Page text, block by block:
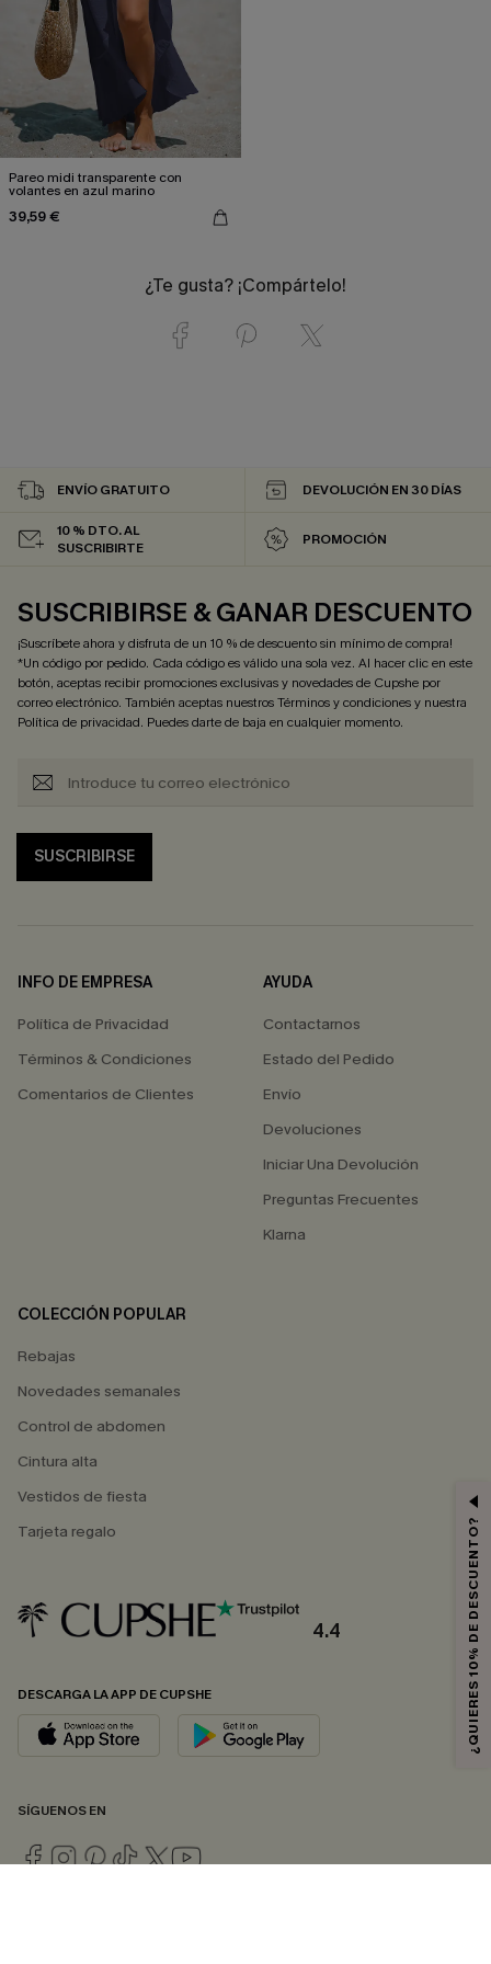
Pareo midi transparente con
volantes en azul marino
39,59 €
¿Te gusta? ¡Compártelo!
ENVÍO GRATUITO DEVOLUCIÓN EN 30 DÍAS
10 % DTO. AL
SUSCRIBIRTE
PROMOCIÓN
SUSCRIBIRSE & GANAR DESCUENTO
¡Suscríbete ahora y disfruta de un 10 % de descuento sin mínimo de compra!
*Un código por pedido. Cada código es válido una sola vez. Al hacer clic en este
botón, aceptas recibir promociones exclusivas y novedades de Cupshe por
correo electrónico. También aceptas nuestrosTérminos y condicionesy nuestra
Política de privacidad. Puedes darte de baja en cualquier momento.
SUSCRIBIRSE
INFO DE EMPRESA
Política de Privacidad
Términos & Condiciones
Comentarios de Clientes
AYUDA
Contactarnos
Estado del Pedido
Envío
Devoluciones
Iniciar Una Devolución
Preguntas Frecuentes
Klarna
COLECCIÓN POPULAR
Rebajas
Novedades semanales
Control de abdomen
Cintura alta
Vestidos de fiesta
Tarjeta regalo
4.4
DESCARGA LA APP DE CUPSHE
SÍGUENOS EN
¿QUIERES 10% DE DESCUENTO?